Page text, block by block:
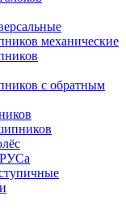
механические
с обратным